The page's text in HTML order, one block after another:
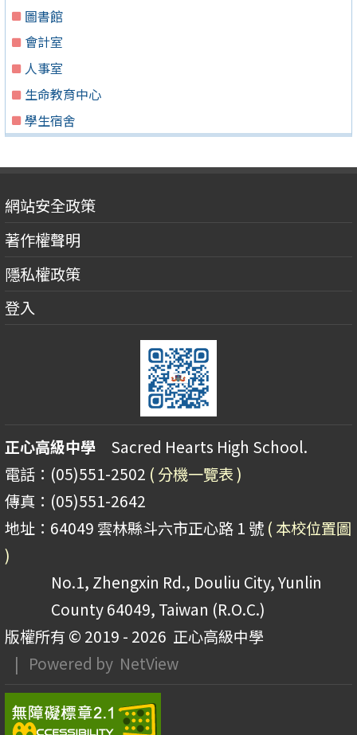
圖書館
會計室
人事室
生命教育中心
學生宿舍
網站安全政策
著作權聲明
隱私權政策
登入
正心高級中學 Sacred Hearts High School.
電話：(05)551-2502 ( 分機一覽表 )
傳真：(05)551-2642
地址：64049 雲林縣斗六市正心路 1 號 ( 本校位置圖
)
No.1, Zhengxin Rd., Douliu City, Yunlin
County 64049, Taiwan (R.O.C.)
版權所有 © 2019 - 2026 正心高級中學
| Powered by NetView